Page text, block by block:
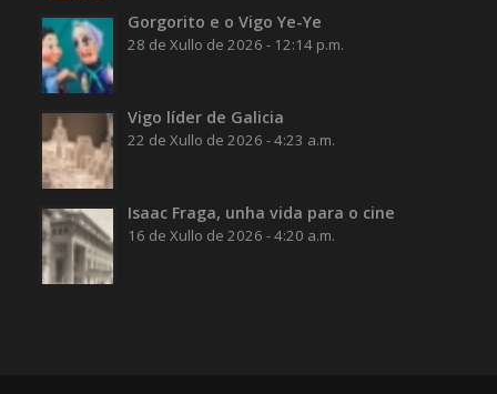
Gorgorito e o Vigo Ye-Ye
28 de Xullo de 2026 - 12:14 p.m.
Vigo líder de Galicia
22 de Xullo de 2026 - 4:23 a.m.
Isaac Fraga, unha vida para o cine
16 de Xullo de 2026 - 4:20 a.m.